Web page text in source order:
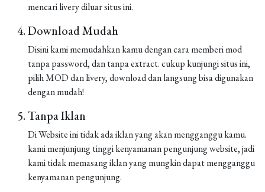
mencari livery diluar situs ini.
Download Mudah
Disini kami memudahkan kamu dengan cara memberi mod
tanpa password, dan tanpa extract. cukup kunjungi situs ini,
pilih MOD dan livery, download dan langsung bisa digunakan
dengan mudah!
Tanpa Iklan
Di Website ini tidak ada iklan yang akan mengganggu kamu.
kami menjunjung tinggi kenyamanan pengunjung website, jadi
kami tidak memasang iklan yang mungkin dapat mengganggu
kenyamanan pengunjung.